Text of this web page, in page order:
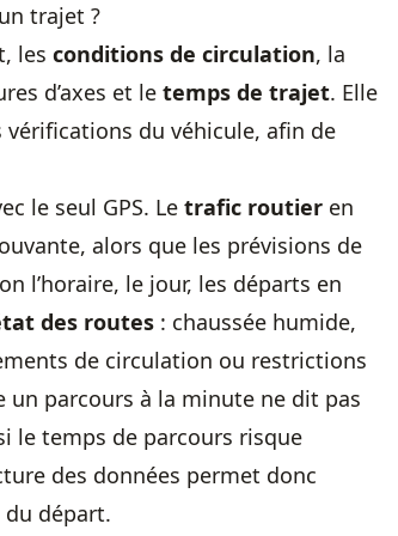
trajet ?
les conditions de circulation, la
d’axes et le temps de trajet. Elle
vérifications du véhicule, afin de
le seul GPS. Le trafic routier en
alors que les prévisions de
l’horaire, le jour, les départs en
des routes : chaussée humide,
de circulation ou restrictions
un parcours à la minute ne dit pas
le temps de parcours risque
des données permet donc
départ.